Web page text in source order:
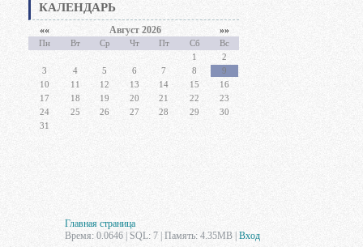
КАЛЕНДАРЬ
«« Август 2026 »»
Пн Вт Ср Чт Пт Сб
Вс
1
2
3
4 5 6 7 8
9
10
11 12 13 14 15
16
17
18 19 20 21 22
23
24
25 26 27 28 29
30
31
Главная страница
Время: 0.0646 | SQL: 7 | Память: 4.35MB Вход